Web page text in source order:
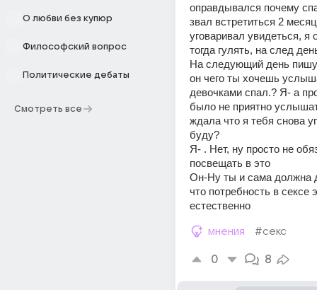
О любви без купюр
Философский вопрос
Политические дебаты
Смотреть все
оправдывался почему
звал встретиться 2
уговаривал увидеться, я
тогда гулять, на след
На следующий день пишу
он чего ты хочешь
девочками спал.? Я- а
было не приятно
ждала что я тебя снова
буду?
Я- . Нет, ну просто не
посвещать в это
Он-Ну ты и сама должна
что потребность в сексе
естественно
мнения #секс
0 8